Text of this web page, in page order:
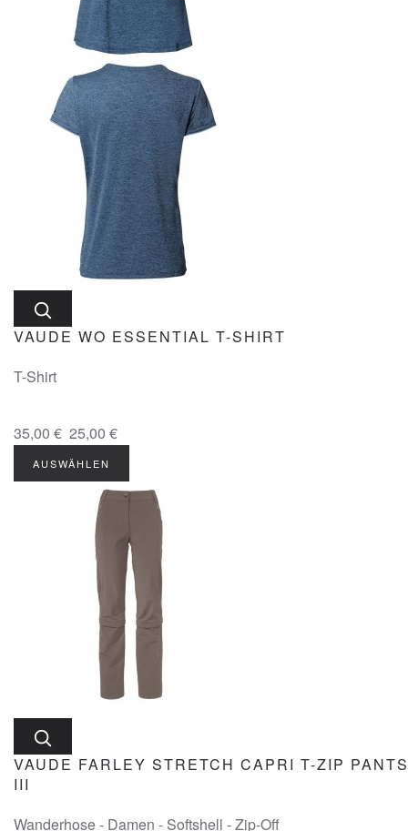
VAUDE WO ESSENTIAL T-SHIRT
T-Shirt
35,00 € 25,00 €
AUSWÄHLEN
VAUDE FARLEY STRETCH CAPRI T-ZIP PANTS
III
Wanderhose - Damen - Softshell - Zip-Off